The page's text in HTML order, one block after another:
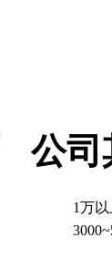
公司
1万以